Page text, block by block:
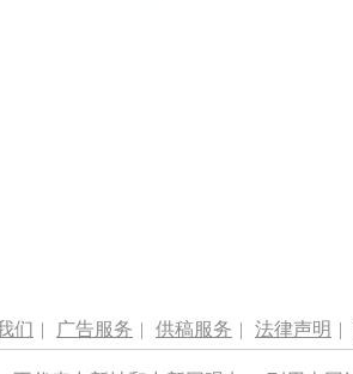
们 | 广告服务 | 供稿服务 | 法律声明 |